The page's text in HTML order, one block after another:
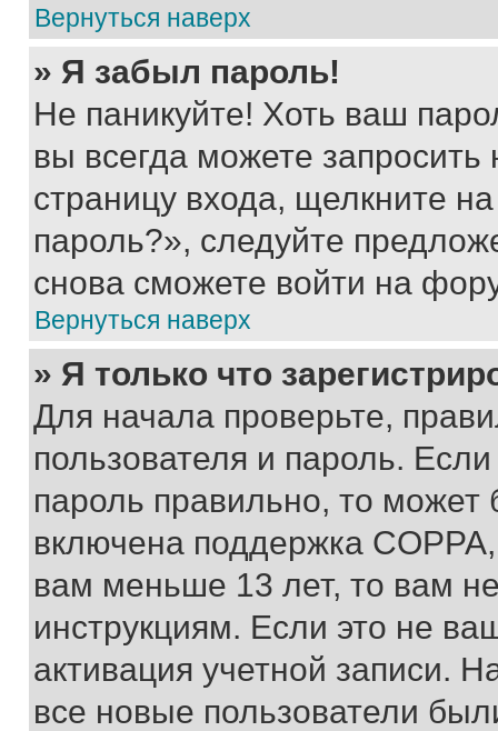
Вернуться наверх
» Я забыл пароль!
Не паникуйте! Хоть ваш
вы всегда можете
страницу входа, щелкните
пароль?», следуйте
снова сможете войти на
Вернуться наверх
» Я только что
Для начала проверьте,
пользователя и пароль.
пароль правильно, то может
включена поддержка
вам меньше 13 лет, то вам
инструкциям. Если это не
активация учетной записи.
все новые пользователи